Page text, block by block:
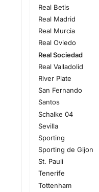
Real Betis
Real Madrid
Real Murcia
Real Oviedo
Real Sociedad
Real Valladolid
River Plate
San Fernando
Santos
Schalke 04
Sevilla
Sporting
Sporting de Gijon
St. Pauli
Tenerife
Tottenham